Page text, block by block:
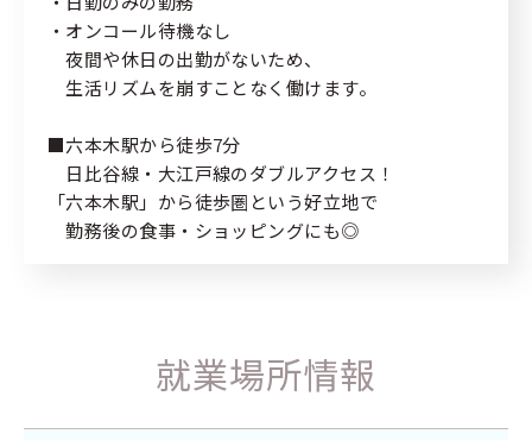
・オンコール待機なし
夜間や休日の出勤がないため、
生活リズムを崩すことなく働けます。
■六本木駅から徒歩7分
日比谷線・大江戸線のダブルアクセス！
「六本木駅」から徒歩圏という好立地で
勤務後の食事・ショッピングにも◎
就業場所情報